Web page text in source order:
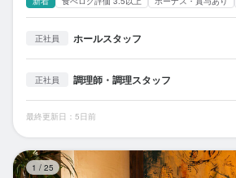
正社員 ホールスタッフ
正社員 調理師・調理スタッフ
最終更新日：5日前
1 / 25